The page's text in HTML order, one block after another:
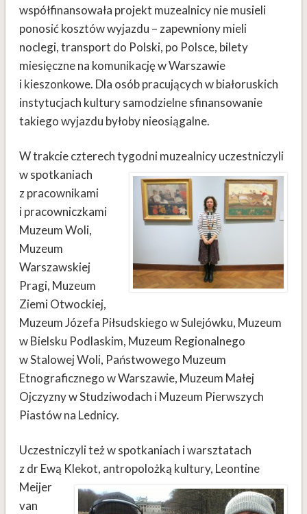
współfinansowała projekt muzealnicy nie musieli
ponosić kosztów wyjazdu – zapewniony mieli
noclegi, transport do Polski, po Polsce, bilety
miesięczne na komunikację w Warszawie
i kieszonkowe. Dla osób pracujących w białoruskich
instytucjach kultury samodzielne sfinansowanie
takiego wyjazdu byłoby nieosiągalne.
W trakcie czterech tygodni muzealnicy uczestniczyli
wspotkaniach
z pracownikami
i pracowniczkami
Muzeum Woli,
Muzeum
Warszawskiej
Pragi, Muzeum
Ziemi Otwockiej,
Muzeum Józefa Piłsudskiego w Sulejówku, Muzeum
w Bielsku Podlaskim, Muzeum Regionalnego
w Stalowej Woli, Państwowego Muzeum
Etnograficznego w Warszawie, Muzeum Małej
Ojczyzny w Studziwodach i Muzeum Pierwszych
Piastów na Lednicy.
Uczestniczyli też w spotkaniach i warsztatach
z dr Ewą Klekot, antropolożką kultury, Leontine
Meijer
van